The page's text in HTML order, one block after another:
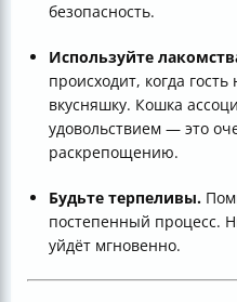
безопасность.
Используйте
происходит, когда
вкусняшку. Кошка
удовольствием — это
раскрепощению.
Будьте терпеливы.
постепенный процесс.
уйдёт мгновенно.